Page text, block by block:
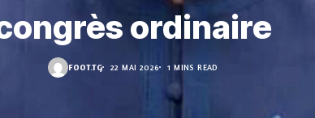
ordinaire
FOOT.TG 22 MAI 2026 1 MINS READ